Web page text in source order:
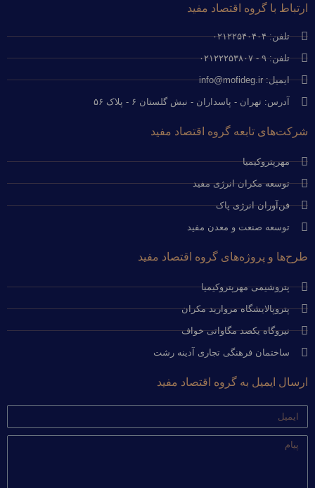
ارتباط با گروه اقتصاد مفید
تلفن: ۰۲۱۲۲۵۴۰۴۰۴
تلفن: ۹ - ۰۲۱۲۲۲۵۳۸۰۷
ایمیل: info@mofideg.ir
آدرس: تهران - پاسداران - نبش گلستان ۶ - پلاک ۵۶
شرکت‌های تابعه گروه اقتصاد مفید
مهرپتروکیمیا
توسعه مکران انرژی مفید
فن‌آوران انرژی پاک
توسعه صنعت و معدن مفید
طرح‌ها و پروژه‌های گروه اقتصاد مفید
پتروشیمی مهرپتروکیمیا
پتروپالایشگاه مروارید مکران
نیروگاه یکصد مگاواتی خواف
ساختمان فرهنگی تجاری آدینه رشت
ارسال ایمیل به گروه اقتصاد مفید
ایمیل